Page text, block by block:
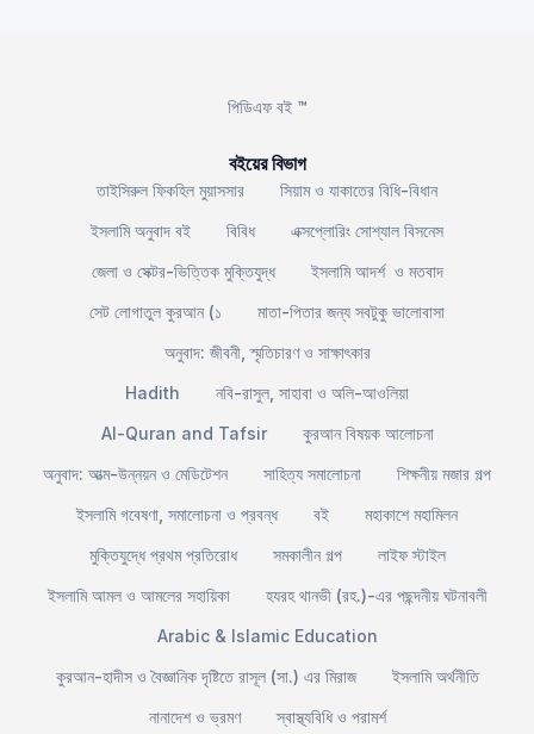
পিডিএফ বই ™
বইয়ের বিভাগ
তাইসিরুল ফিকহিল মুয়াসসার
সিয়াম ও যাকাতের বিধি-বিধান
ইসলামি অনুবাদ বই
বিবিধ
এক্সপ্লোরিং সোশ্যাল বিসনেস
জেলা ও সেক্টর-ভিত্তিক মুক্তিযুদ্ধ
ইসলামি আদর্শ ও মতবাদ
সেট লোগাতুল কুরআন (১
মাতা-পিতার জন্য সবটুকু ভালোবাসা
অনুবাদ: জীবনী, স্মৃতিচারণ ও সাক্ষাৎকার
Hadith
নবি-রাসুল, সাহাবা ও অলি-আওলিয়া
Al-Quran and Tafsir
কুরআন বিষয়ক আলোচনা
অনুবাদ: আত্ম-উন্নয়ন ও মেডিটেশন
সাহিত্য সমালোচনা
শিক্ষনীয় মজার গল্প
ইসলামি গবেষণা, সমালোচনা ও প্রবন্ধ
বই
মহাকাশে মহামিলন
মুক্তিযুদ্ধে প্রথম প্রতিরোধ
সমকালীন গল্প
লাইফ স্টাইল
ইসলামি আমল ও আমলের সহায়িকা
হযরহ থানভী (রহ.)-এর পছন্দনীয় ঘটনাবলী
Arabic & Islamic Education
কুরআন-হাদীস ও বৈজ্ঞানিক দৃষ্টিতে রাসূল (সা.) এর মিরাজ
ইসলামি অর্থনীতি
নানাদেশ ও ভ্রমণ
স্বাস্থ্যবিধি ও পরামর্শ